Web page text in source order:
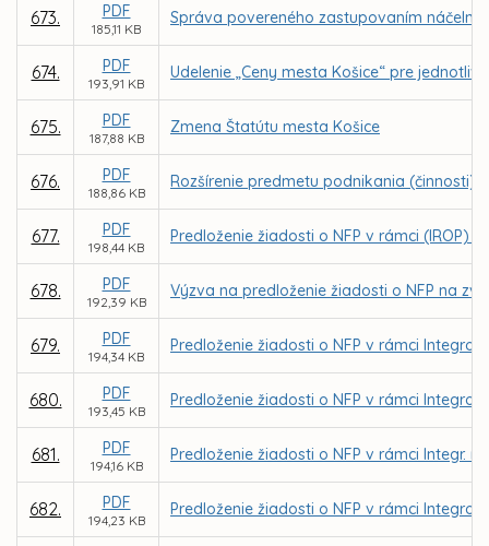
673. PDF
185,11 KB
Správa povereného zastupovaním
674. PDF
193,91 KB
Udelenie „Ceny mesta Košice“ pre
675. PDF
187,88 KB
Zmena Štatútu mesta Košice
676. PDF
188,86 KB
Rozšírenie predmetu podnikania (činnosti)
677. PDF
198,44 KB
Predloženie žiadosti o NFP v rámci (IROP)
678. PDF
192,39 KB
Výzva na predloženie žiadosti o NFP na
679. PDF
194,34 KB
Predloženie žiadosti o NFP v rámci
680. PDF
193,45 KB
Predloženie žiadosti o NFP v rámci
681. PDF
194,16 KB
Predloženie žiadosti o NFP v rámci Integr.
682. PDF
194,23 KB
Predloženie žiadosti o NFP v rámci